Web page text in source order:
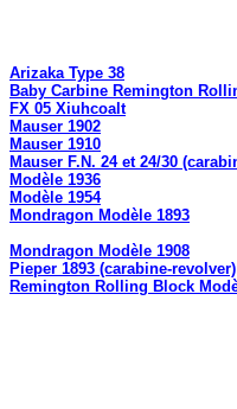
Arizaka Type 38
Baby Carbine Remington
FX 05 Xiuhcoalt
Mauser 1902
Mauser 1910
Mauser F.N. 24 et 24/30
Modèle 1936
Modèle 1954
Mondragon Modèle 1893
Mondragon Modèle 1908
Pieper 1893 (carabine-revolver)
Remington Rolling Block